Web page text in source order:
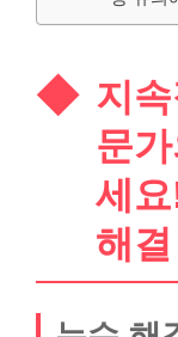
지
문
세
해